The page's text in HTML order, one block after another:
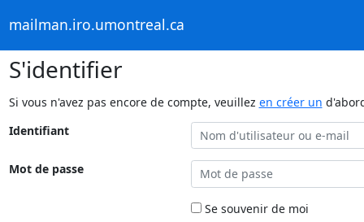
mailman.iro.umontreal.ca
S'identifier
Si vous n'avez pas encore de compte, veuillez en créer un
Identifiant
Mot de passe
Se souvenir de moi